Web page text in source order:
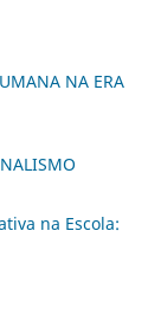
NA ERA
na Escola: